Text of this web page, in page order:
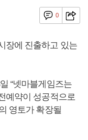
0
장에 진출하고 있는
“넷마블게임즈는
예약이 성공적으로
영토가 확장될